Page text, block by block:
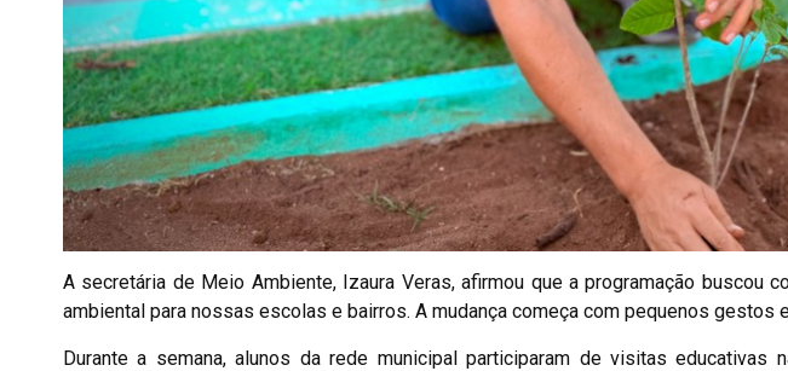
A secretária de Meio Ambiente, Izaura Veras, afirmou que a programação buscou
ambiental para nossas escolas e bairros. A mudança começa com pequenos gestos
Durante a semana, alunos da rede municipal participaram de visitas educativas